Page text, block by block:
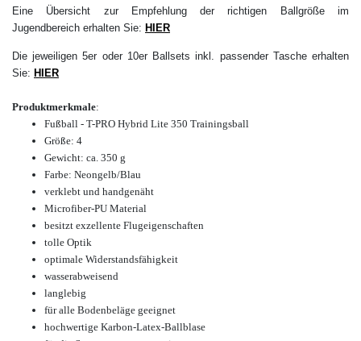
Eine Übersicht zur Empfehlung der richtigen Ballgröße im
Jugendbereich erhalten Sie: HIER
Die jeweiligen 5er oder 10er Ballsets inkl. passender Tasche erhalten
Sie: HIER
Produktmerkmale:
Fußball - T-PRO Hybrid Lite 350 Trainingsball
Größe: 4
Gewicht: ca. 350 g
Farbe: Neongelb/Blau
verklebt und handgenäht
Microfiber-PU Material
besitzt exzellente Flugeigenschaften
tolle Optik
optimale Widerstandsfähigkeit
wasserabweisend
langlebig
für alle Bodenbeläge geeignet
hochwertige Karbon-Latex-Ballblase